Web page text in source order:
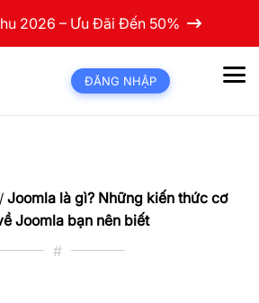
2026 – Ưu Đãi Đến 50%
ĐĂNG NHẬP
/ Joomla là gì? Những kiến thức cơ
Joomla bạn nên biết
#